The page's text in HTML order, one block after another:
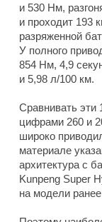
и 530 Нм,
и проходит 193
разряженной
У полного
854 Нм, 4,9
и 5,98 л/100 км.
Сравнивать эти
цифрами 260 и
широко
материале
архитектура с
Kunpeng Super
на модели